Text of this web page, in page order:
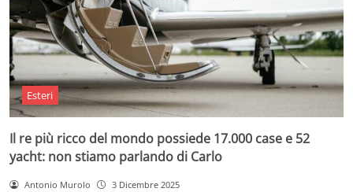
Esteri
Il re più ricco del mondo possiede 17.000 case e 52
yacht: non stiamo parlando di Carlo
Antonio Murolo 3 Dicembre 2025